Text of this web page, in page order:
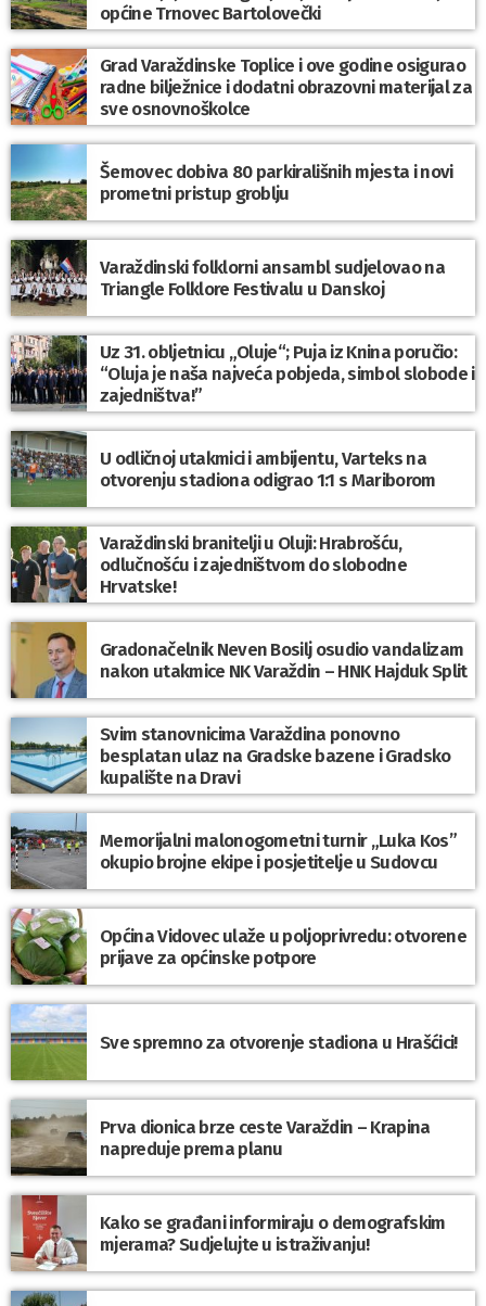
općine Trnovec Bartolovečki
Grad Varaždinske Toplice i ove godine osigurao
radne bilježnice i dodatni obrazovni materijal za
sve osnovnoškolce
Šemovec dobiva 80 parkirališnih mjesta i novi
prometni pristup groblju
Varaždinski folklorni ansambl sudjelovao na
Triangle Folklore Festivalu u Danskoj
Uz 31. obljetnicu „Oluje“; Puja iz Knina poručio:
“Oluja je naša najveća pobjeda, simbol slobode i
zajedništva!”
U odličnoj utakmici i ambijentu, Varteks na
otvorenju stadiona odigrao 1:1 s Mariborom
Varaždinski branitelji u Oluji: Hrabrošću,
odlučnošću i zajedništvom do slobodne
Hrvatske!
Gradonačelnik Neven Bosilj osudio vandalizam
nakon utakmice NK Varaždin – HNK Hajduk Split
Svim stanovnicima Varaždina ponovno
besplatan ulaz na Gradske bazene i Gradsko
kupalište na Dravi
Memorijalni malonogometni turnir „Luka Kos”
okupio brojne ekipe i posjetitelje u Sudovcu
Općina Vidovec ulaže u poljoprivredu: otvorene
prijave za općinske potpore
Sve spremno za otvorenje stadiona u Hrašćici!
Prva dionica brze ceste Varaždin – Krapina
napreduje prema planu
Kako se građani informiraju o demografskim
mjerama? Sudjelujte u istraživanju!